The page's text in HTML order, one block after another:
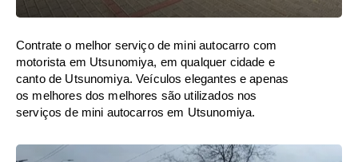
Contrate o melhor serviço de mini autocarro com
motorista em Utsunomiya, em qualquer cidade e
canto de Utsunomiya. Veículos elegantes e apenas
os melhores dos melhores são utilizados nos
serviços de mini autocarros em Utsunomiya.